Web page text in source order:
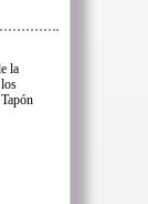
la